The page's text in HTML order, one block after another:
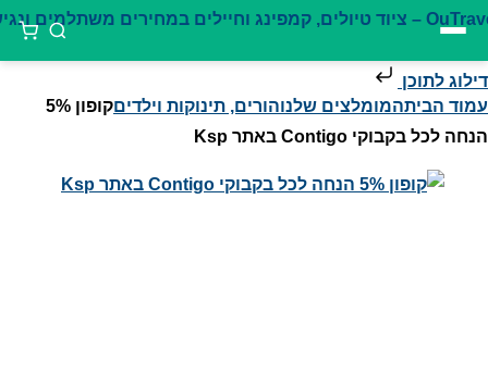
דילוג לתוכן
עמוד הביתהמומלצים שלנוהורים, תינוקות וילדים
קופון 5%
הנחה לכל בקבוקי Contigo באתר Ksp